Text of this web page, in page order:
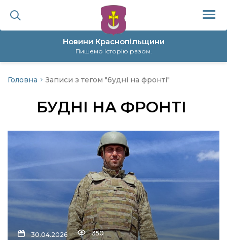
Новини Краснопільщини
Пишемо історію разом.
політика
Головна Записи з тегом "будні на фронті"
БУДНІ НА ФРОНТІ
30.04.2026 350